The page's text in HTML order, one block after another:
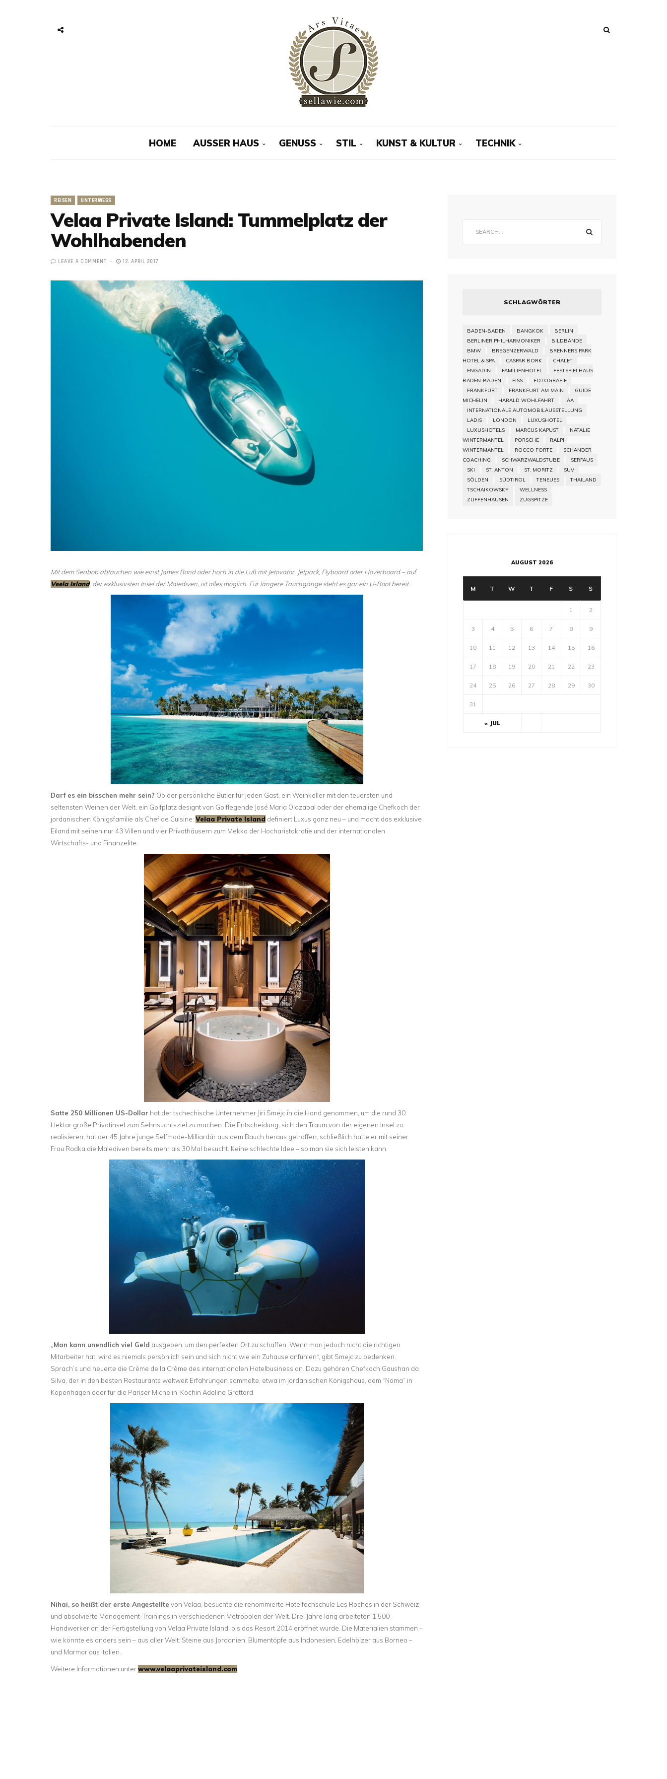
HOME AUSSER HAUS GENUSS STIL KUNST & KULTUR TECHNIK
REISEN UNTERWEGS
Velaa Private Island: Tummelplatz der
Wohlhabenden
LEAVE A COMMENT 12. APRIL 2017
Mit dem Seabob abtauchen wie einst James Bond oder hoch in die Luft mit Jetovator, Jetpack, Flyboard oder Hoverboard – auf
Veela Island, der exklusivsten Insel der Malediven, ist alles möglich. Für längere Tauchgänge steht es gar ein U-Boot bereit.
Darf es ein bisschen mehr sein? Ob der persönliche Butler für jeden Gast, ein Weinkeller mit den teuersten und
seltensten Weinen der Welt, ein Golfplatz designt von Golflegende José Maria Olazabal oder der ehemalige Chefkoch der
jordanischen Königsfamilie als Chef de Cuisine:Velaa Private Island definiert Luxus ganz neu – und macht das exklusive
Eiland mit seinen nur 43 Villen und vier Privathäusern zum Mekka der Hocharistokratie und der internationalen
Wirtschafts- und Finanzelite.
Satte 250 Millionen US-Dollar hat der tschechische Unternehmer Jiri Smejc in die Hand genommen, um die rund 30
Hektar große Privatinsel zum Sehnsuchtsziel zu machen. Die Entscheidung, sich den Traum von der eigenen Insel zu
realisieren, hat der 45 Jahre junge Selfmade-Milliardär aus dem Bauch heraus getroffen, schließlich hatte er mit seiner
Frau Radka die Malediven bereits mehr als 30 Mal besucht. Keine schlechte Idee – so man sie sich leisten kann.
„Man kann unendlich viel Geld ausgeben, um den perfekten Ort zu schaffen. Wenn man jedoch nicht die richtigen
Mitarbeiter hat, wird es niemals persönlich sein und sich nicht wie ein Zuhause anfühlen“, gibt Smejc zu bedenken.
Sprach’s und heuerte die Crème de la Crème des internationalen Hotelbusiness an. Dazu gehören Chefkoch Gaushan da
Silva, der in den besten Restaurants weltweit Erfahrungen sammelte, etwa im jordanischen Königshaus, dem “Noma” in
Kopenhagen oder für die Pariser Michelin-Köchin Adeline Grattard.
Nihai, so heißt der erste Angestellte von Velaa, besuchte die renommierte Hotelfachschule Les Roches in der Schweiz
und absolvierte Management-Trainings in verschiedenen Metropolen der Welt. Drei Jahre lang arbeiteten 1.500
Handwerker an der Fertigstellung von Velaa Private Island, bis das Resort 2014 eröffnet wurde. Die Materialien stammen –
wie könnte es anders sein – aus aller Welt: Steine aus Jordanien, Blumentöpfe aus Indonesien, Edelhölzer aus Borneo –
und Marmor aus Italien.
Weitere Informationen unterwww.velaaprivateisland.com
SCHLAGWÖRTER
BADEN-BADEN BANGKOK
BERLIN
BERLINER PHILHARMONIKER
BILDBÄNDE
BMW
BREGENZERWALD
BRENNERS PARK
HOTEL & SPA
CASPAR BORK
CHALET
ENGADIN
FAMILIENHOTEL
FESTSPIELHAUS
BADEN-BADEN
FISS
FOTOGRAFIE
FRANKFURT
FRANKFURT AM MAIN
GUIDE
MICHELIN
HARALD WOHLFAHRT
IAA
INTERNATIONALE AUTOMOBILAUSSTELLUNG
LADIS
LONDON
LUXUSHOTEL
LUXUSHOTELS
MARCUS KAPUST
NATALIE
WINTERMANTEL
PORSCHE
RALPH
WINTERMANTEL
ROCCO FORTE
SCHANDER
COACHING
SCHWARZWALDSTUBE
SERFAUS
SKI
ST. ANTON ST. MORITZ
SUV
SÖLDEN
SÜDTIROL TENEUES
THAILAND
TSCHAIKOWSKY
WELLNESS
ZUFFENHAUSEN
ZUGSPITZE
AUGUST 2026
M T W T F S S
« JUL
1 2
3 4 5 6 7 8 9
10 11 12 13 14 15 16
17 18 19 20 21 22 23
24 25 26 27 28 29 30
31